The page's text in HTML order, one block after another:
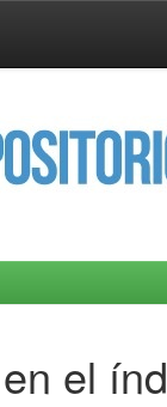
el